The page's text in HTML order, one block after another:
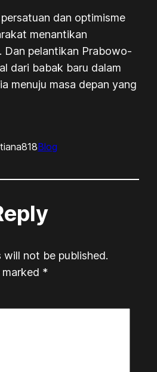
dan optimisme
menantikan
Dan pelantikan Prabowo-
dari babak baru dalam
menuju masa depan yang
Blog
will not be published.
*